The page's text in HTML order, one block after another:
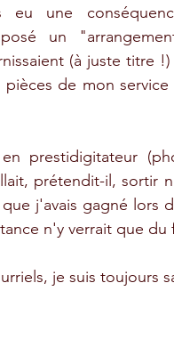
une
un
(à juste titre
de mon
prestidigitateur
prétendit-il, sortir
j'avais gagné lors
n'y verrait que du
je suis toujours